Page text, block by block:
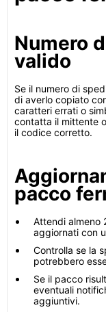
Numero
valido
Se il numero di
di averlo copiato
caratteri errati o
contatta il mittente
il codice corretto.
pacco
Attendi almeno
aggiornati con
Controlla se la
potrebbero
Se il pacco
eventuali
aggiuntivi.